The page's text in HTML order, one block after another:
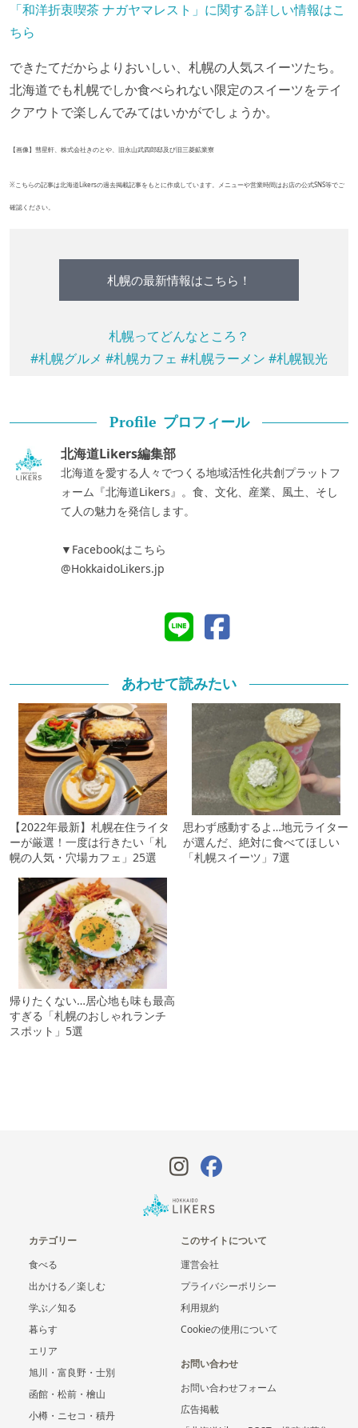
「和洋折衷喫茶 ナガヤマレスト」に関する詳しい情報はこ
ちら
できたてだからよりおいしい、札幌の人気スイーツたち。
北海道でも札幌でしか食べられない限定のスイーツをテイ
クアウトで楽しんでみてはいかがでしょうか。
【画像】彗星軒、株式会社きのとや、旧永山武四郎邸及び旧三菱鉱業寮
※こちらの記事は北海道Likersの過去掲載記事をもとに作成しています。メニューや営業時間はお店の公式SNS等でご
確認ください。
札幌の最新情報はこちら！
札幌ってどんなところ？
#札幌グルメ #札幌カフェ #札幌ラーメン #札幌観光
Profile プロフィール
北海道Likers編集部
北海道を愛する人々でつくる地域活性化共創プラットフ
ォーム『北海道Likers』。食、文化、産業、風土、そし
て人の魅力を発信します。
▼Facebookはこちら
@HokkaidoLikers.jp
あわせて読みたい
【2022年最新】札幌在住ライタ
ーが厳選！一度は行きたい「札
幌の人気・穴場カフェ」25選
思わず感動するよ…地元ライター
が選んだ、絶対に食べてほしい
「札幌スイーツ」7選
帰りたくない…居心地も味も最高
すぎる「札幌のおしゃれランチ
スポット」5選
カテゴリー
食べる
出かける／楽しむ
学ぶ／知る
暮らす
エリア
旭川・富良野・士別
函館・松前・檜山
小樽・ニセコ・積丹
このサイトについて
運営会社
プライバシーポリシー
利用規約
Cookieの使用について
お問い合わせ
お問い合わせフォーム
広告掲載